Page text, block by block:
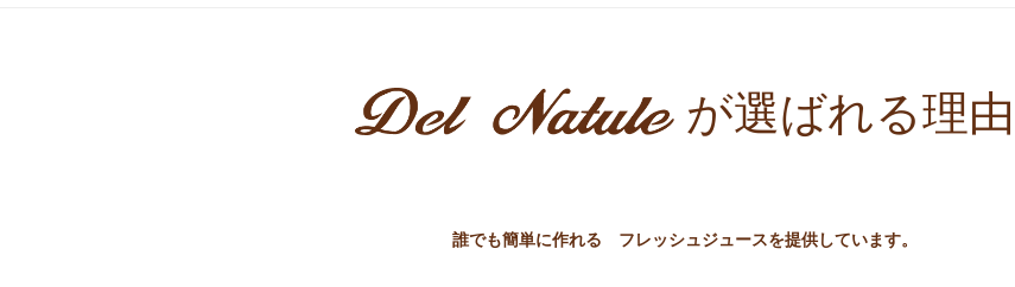
が選ばれる理由
誰でも簡単に作れる フレッシュジュースを提供しています。